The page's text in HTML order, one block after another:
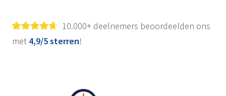
10.000+ deelnemers beoordeelden ons
met 4,9/5 sterren!